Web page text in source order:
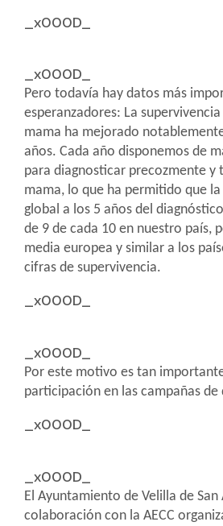
_x000D_
_x000D_
Pero todavía hay datos más
esperanzadores: La
mama ha mejorado
años. Cada año disponemos de
para diagnosticar precozmente y
mama, lo que ha permitido que
global a los 5 años del
de 9 de cada 10 en nuestro país,
media europea y similar a los
cifras de supervivencia.
_x000D_
_x000D_
Por este motivo es tan
participación en las campañas
_x000D_
_x000D_
El Ayuntamiento de Velilla de
colaboración con la AECC